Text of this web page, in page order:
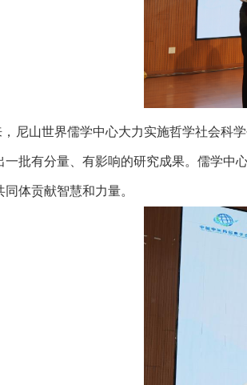
尼山世界儒学中心大力实施哲学社会科
一批有分量、有影响的研究成果。儒学中
体贡献智慧和力量。